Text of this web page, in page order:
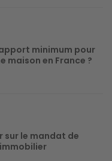
minimum pour
maison en France ?
sur le mandat de